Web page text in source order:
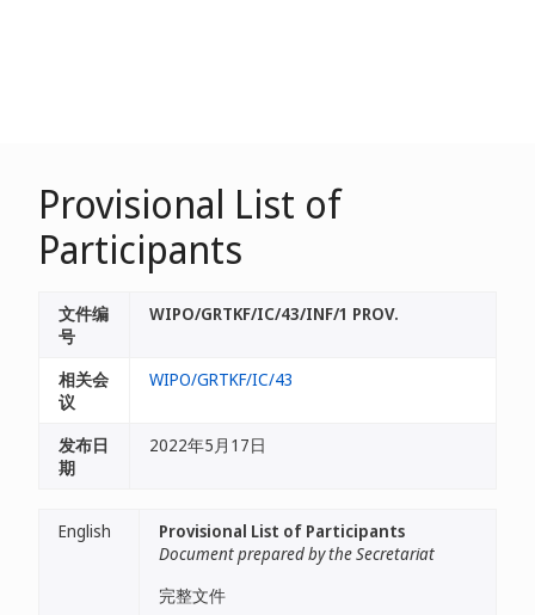
Provisional List of
Participants
文件编
号
WIPO/GRTKF/IC/43/INF/1 PROV.
相关会
议
WIPO/GRTKF/IC/43
发布日
期
2022年5月17日
English
Provisional List of Participants
Document prepared by the Secretariat
完整文件